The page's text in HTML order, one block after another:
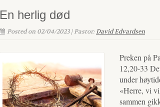
En herlig død
Posted on 02/04/2023 | Pastor:David Edvardsen
Preken på
12,20-33
under
«Herre, vi
sammen